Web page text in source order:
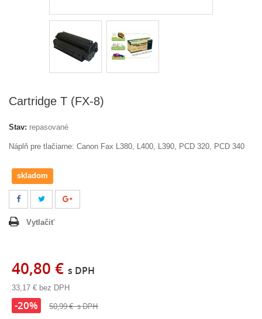
Cartridge T (FX-8)
Stav: repasované
Náplň pre tlačiarne: Canon Fax L380, L400, L390, PCD 320, PCD 340
skladom
Vytlačiť
40,80 € s DPH
33,17 € bez DPH
-20% 50,99 € s DPH